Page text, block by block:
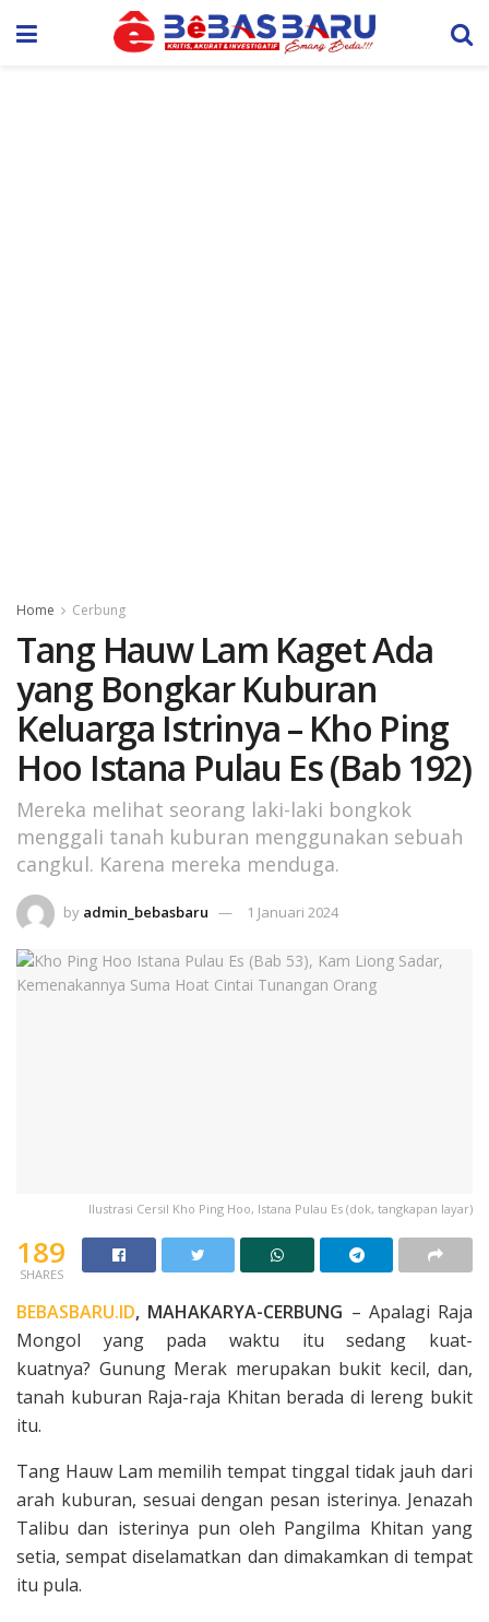
Home Cerbung
Tang Hauw Lam Kaget Ada
yang Bongkar Kuburan
Keluarga Istrinya – Kho Ping
Hoo Istana Pulau Es (Bab 192)
Mereka melihat seorang laki-laki bongkok
menggali tanah kuburan menggunakan se­buah
cangkul. Karena mereka menduga.
by admin_bebasbaru 1 Januari 2024
Ilustrasi Cersil Kho Ping Hoo, Istana Pulau Es (dok, tangkapan layar)
189
SHARES
BEBASBARU.ID, MAHAKARYA-CERBUNG – Apalagi Raja
Mongol yang pada waktu itu sedang kuat-
kuatnya? Gunung Merak merupakan bukit kecil, dan,
tanah kuburan Raja-raja Khitan ber­ada di lereng bukit
itu.
Tang Hauw Lam memilih tempat tinggal tidak jauh dari
arah kuburan, sesuai dengan pesan isteri­nya. Jenazah
Talibu dan isterinya pun oleh Pangilma Khitan yang
setia, sempat diselamatkan dan dimakamkan di tempat
itu pula.